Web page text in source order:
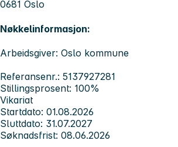
0681 Oslo
Nøkkelinformasjon:
Arbeidsgiver: Oslo kommune
Referansenr.: 5137927281
Stillingsprosent: 100%
Vikariat
Startdato: 01.08.2026
Sluttdato: 31.07.2027
Søknadsfrist: 08.06.2026